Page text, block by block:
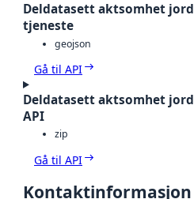
Deldatasett aktsomhet
tjeneste
geojson
Gå til API
Deldatasett aktsomhet
API
zip
Gå til API
Kontaktinformasjon